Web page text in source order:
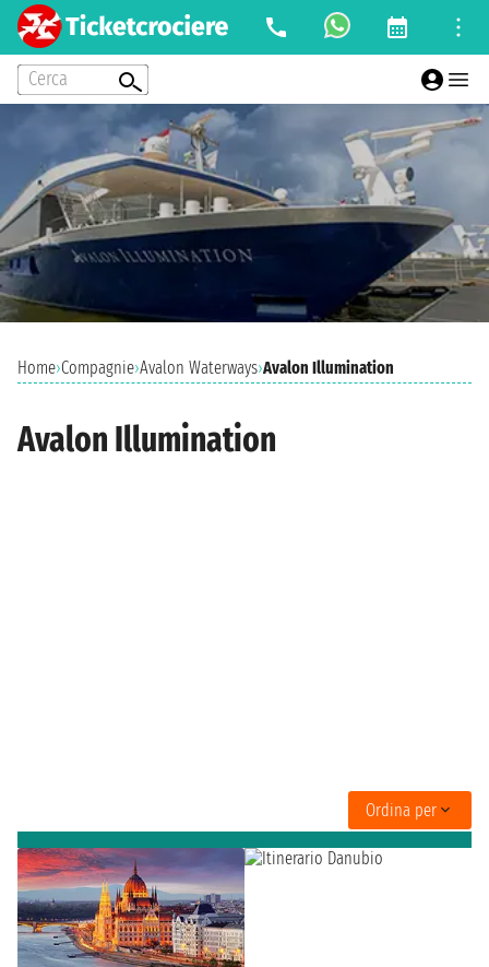
Cerca
Home›Compagnie›Avalon Waterways›Avalon Illumination
Avalon Illumination
Ordina per